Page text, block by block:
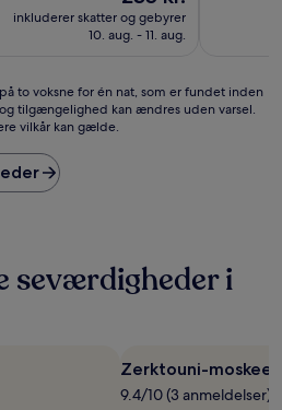
235 kr.
inkluderer skatter og gebyrer
10. aug. - 11. aug.
to voksne for én nat, som er fundet inden
tilgængelighed kan ændres uden varsel.
vilkår kan gælde.
seværdigheder i
Zerktouni-moskeen
9.4/10 (3 anmeldelser)